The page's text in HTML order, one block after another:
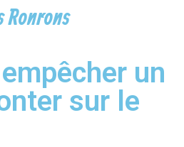
Ronrons
un
sur le